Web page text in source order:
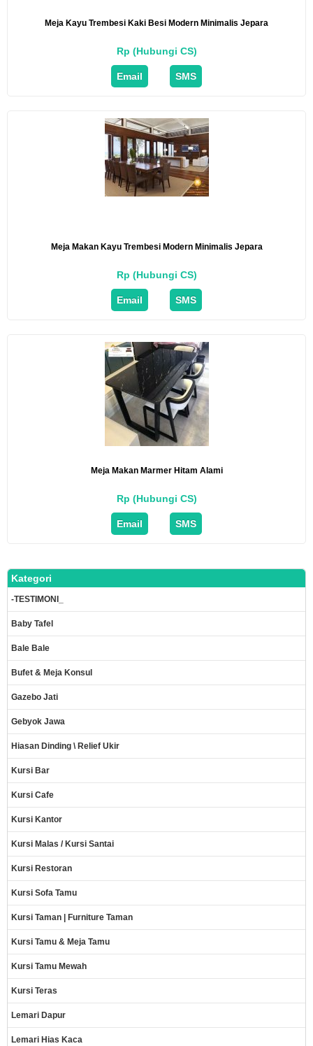
Meja Kayu Trembesi Kaki Besi Modern Minimalis Jepara
Rp (Hubungi CS)
Email SMS
Meja Makan Kayu Trembesi Modern Minimalis Jepara
Rp (Hubungi CS)
Email SMS
Meja Makan Marmer Hitam Alami
Rp (Hubungi CS)
Email SMS
Kategori
-TESTIMONI_
Baby Tafel
Bale Bale
Bufet & Meja Konsul
Gazebo Jati
Gebyok Jawa
Hiasan Dinding \ Relief Ukir
Kursi Bar
Kursi Cafe
Kursi Kantor
Kursi Malas / Kursi Santai
Kursi Restoran
Kursi Sofa Tamu
Kursi Taman | Furniture Taman
Kursi Tamu & Meja Tamu
Kursi Tamu Mewah
Kursi Teras
Lemari Dapur
Lemari Hias Kaca